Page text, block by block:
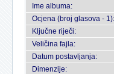
Ime albuma:
Ocjena (broj glasova - 1):
Ključne riječi:
Veličina fajla:
Datum postavljanja:
Dimenzije: